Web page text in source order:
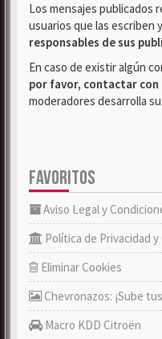
Los mensajes publicados
usuarios que las escriben y
responsables de sus
En caso de existir algún
por favor, contactar
moderadores desarrolla
FAVORITOS
Aviso Legal y
Política de Privacidad y
Eliminar Cookies
Chevronazos: ¡Sube
Macro KDD Citroën